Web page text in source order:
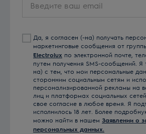
ваш
Да, я согласен (-на) получать
маркетинговые сообщения от
Electrolux по электронной почте,
путем получения SMS-сообщений. Я
на) с тем, что мои персональные
сторонним социальным сетям и
персонализированной рекламы на
лиц и платформах социальных
свое согласие в любое время. Я
исполнилось 18 лет. Более
можно найти в нашем Заявлении о
персональных данных.